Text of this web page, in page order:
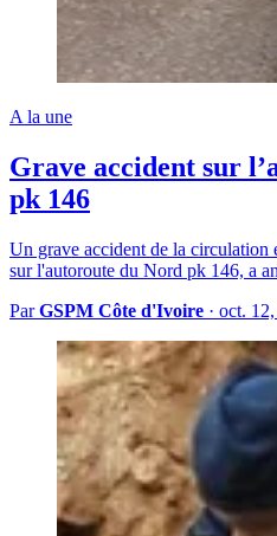
A la une
Grave accident sur
pk 146
Un grave accident de la circulation
sur l'autoroute du Nord pk 146, a
ParGSPM Côte d'Ivoire · oct.